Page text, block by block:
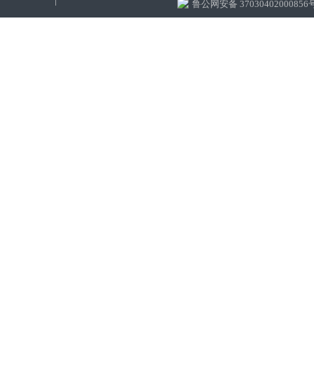
鲁公网安备 37030402000856